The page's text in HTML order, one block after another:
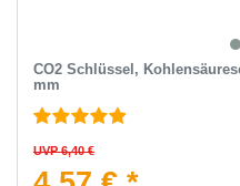
CO2 Schlüssel,
mm
UVP 6,40 €